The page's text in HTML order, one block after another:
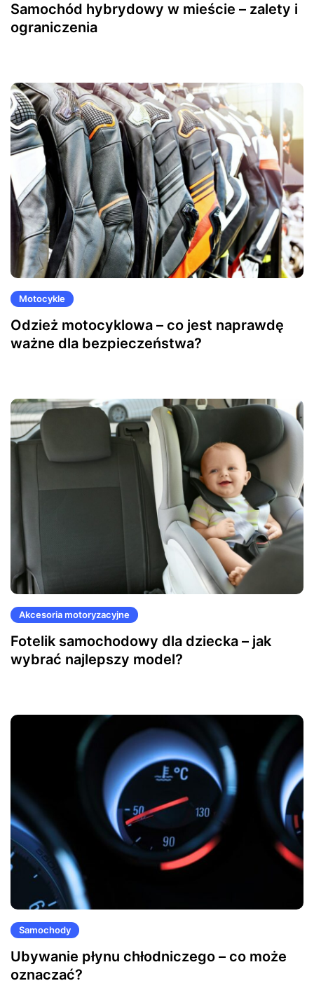
Samochód hybrydowy w mieście – zalety i
ograniczenia
Motocykle
Odzież motocyklowa – co jest naprawdę
ważne dla bezpieczeństwa?
Akcesoria motoryzacyjne
Fotelik samochodowy dla dziecka – jak
wybrać najlepszy model?
Samochody
Ubywanie płynu chłodniczego – co może
oznaczać?